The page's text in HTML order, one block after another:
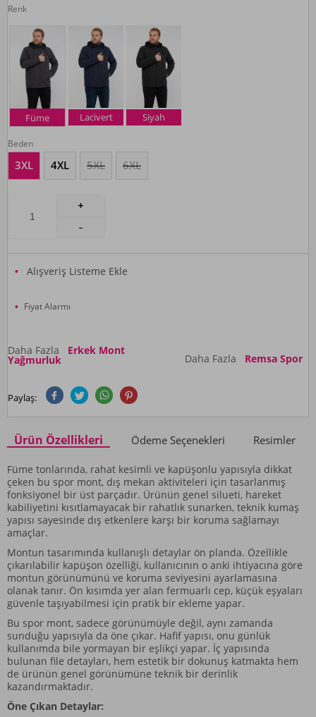
Renk
Füme Lacivert Siyah
Beden
3XL 4XL 5XL 6XL
Alışveriş Listeme Ekle
Fiyat Alarmı
Daha Fazla Erkek Mont
Yağmurluk Daha Fazla Remsa Spor
Paylaş:
Ürün Özellikleri Ödeme Seçenekleri Resimler
Füme tonlarında, rahat kesimli ve kapüşonlu yapısıyla dikkat
çeken bu spor mont, dış mekan aktiviteleri için tasarlanmış
fonksiyonel bir üst parçadır. Ürünün genel silueti, hareket
kabiliyetini kısıtlamayacak bir rahatlık sunarken, teknik kumaş
yapısı sayesinde dış etkenlere karşı bir koruma sağlamayı
amaçlar.
Montun tasarımında kullanışlı detaylar ön planda. Özellikle
çıkarılabilir kapüşon özelliği, kullanıcının o anki ihtiyacına göre
montun görünümünü ve koruma seviyesini ayarlamasına
olanak tanır. Ön kısımda yer alan fermuarlı cep, küçük eşyaları
güvenle taşıyabilmesi için pratik bir ekleme yapar.
Bu spor mont, sadece görünümüyle değil, aynı zamanda
sunduğu yapısıyla da öne çıkar. Hafif yapısı, onu günlük
kullanımda bile yormayan bir eşlikçi yapar. İç yapısında
bulunan file detayları, hem estetik bir dokunuş katmakta hem
de ürünün genel görünümüne teknik bir derinlik
kazandırmaktadır.
Öne Çıkan Detaylar: